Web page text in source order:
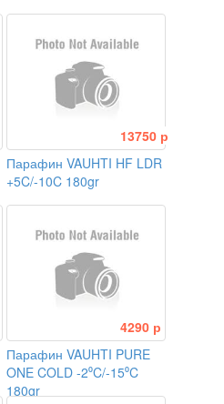
13750 р
Парафин VAUHTI HF LDR
+5C/-10C 180gr
4290 р
Парафин VAUHTI PURE
ONE COLD -2⁰C/-15⁰C
180gr